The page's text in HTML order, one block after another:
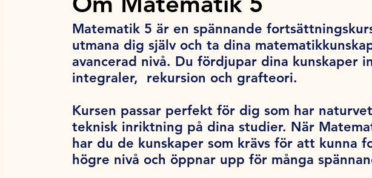
Matematik 5 är en spännande
utmana dig själv och ta dina
avancerad nivå. Du fördjupar dina kunskaper
integraler, rekursion och grafteori.
Kursen passar perfekt för dig som har
teknisk inriktning på dina studier. När
har du de kunskaper som krävs för att kunna
högre nivå och öppnar upp för många